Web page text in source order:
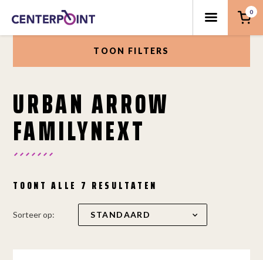
0
URBAN ARROW
FAMILYNEXT
TOONT ALLE 7 RESULTATEN
Sorteer op:
TOON FILTERS